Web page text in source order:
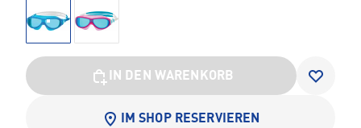
IN DEN WARENKORB
IM SHOP RESERVIEREN